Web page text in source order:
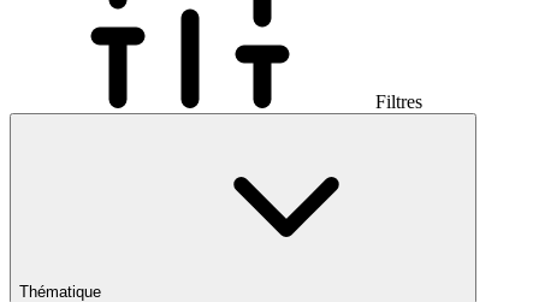
Filtres
Thématique